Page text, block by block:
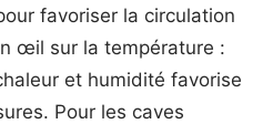
favoriser la circulation
œil sur la température :
et humidité favorise
Pour les caves